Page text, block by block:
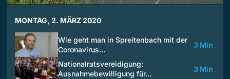
MONTAG, 2. MÄRZ 2020
Wie geht man in Spreitenbach mit der
Coronavirus…
3 Min
Nationalratsvereidigung:
Ausnahmebewilligung für…
3 Min